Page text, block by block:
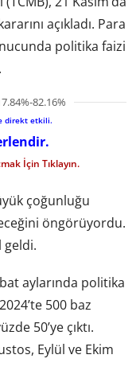
açıkladı. Para
politika faizi
82.16%
direkt etkili.
İçin Tıklayın.
çoğunluğu
öngörüyordu.
geldi.
aylarında politika
500 baz
50’ye çıktı.
Eylül ve Ekim